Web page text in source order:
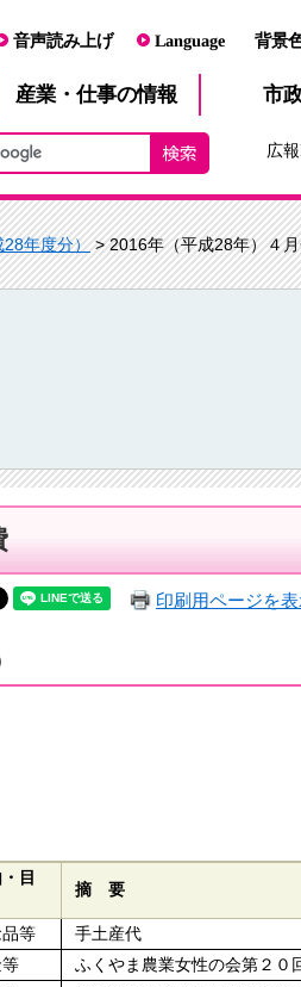
音声読み上げ Language 背景
産業・仕事の情報 市
広
年度分）> 2016年（平成28年）４
印刷用ページを
目
摘 要
等
手土産代
ふくやま農業女性の会第２０